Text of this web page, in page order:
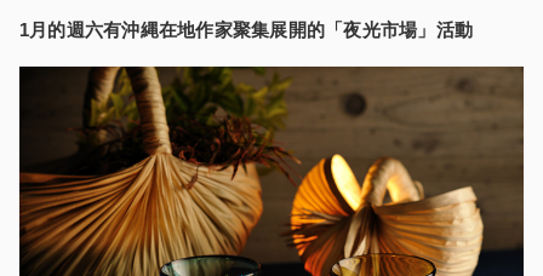
1月的週六有沖縄在地作家聚集展開的「夜光市場」活動